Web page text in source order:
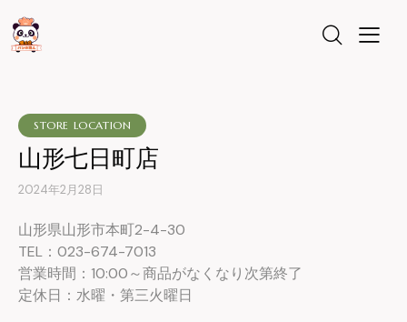
STORE LOCATION
山形七日町店
2024年2月28日
山形県山形市本町2-4-30
TEL：023-674-7013
営業時間：10:00～商品がなくなり次第終了
定休日：水曜・第三火曜日